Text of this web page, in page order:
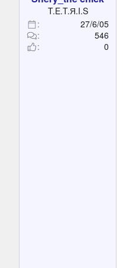
T.E.T.Я.I.S
27/6/05
546
0